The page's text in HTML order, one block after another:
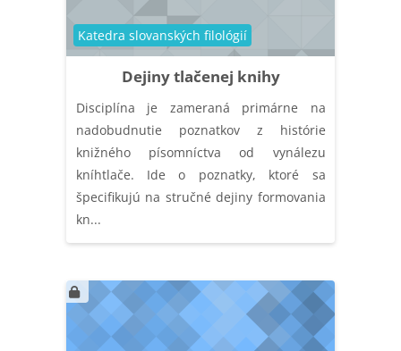
Dejiny tlačenej knihy
Catégorie de cours
Katedra slovanských filológií
Disciplína je zameraná primárne na
nadobudnutie poznatkov z histórie
knižného písomníctva od vynálezu
kníhtlače. Ide o poznatky, ktoré sa
špecifikujú na stručné dejiny formovania
kn...